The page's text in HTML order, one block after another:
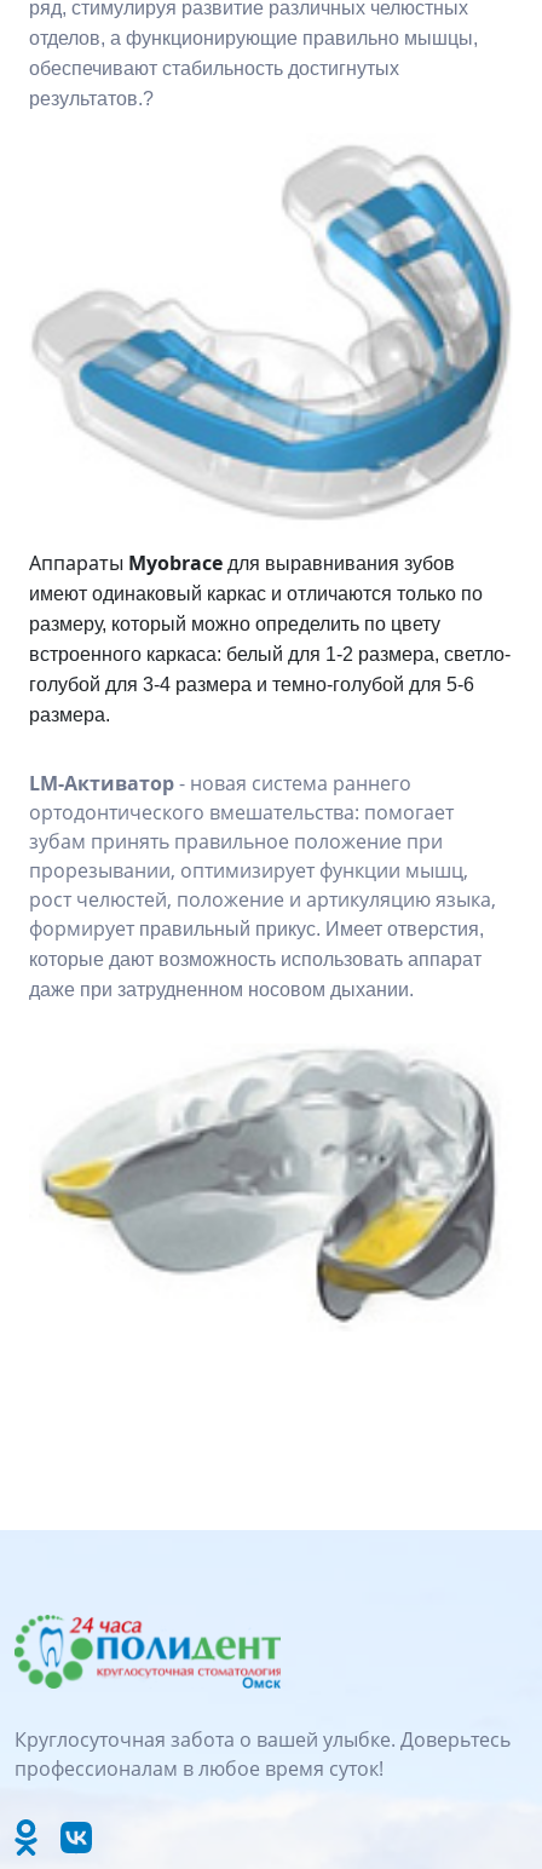
ряд, стимулируя развитие различных челюстных
отделов, а функционирующие правильно мышцы,
обеспечивают стабильность достигнутых
результатов.?
Аппараты Myobrace для выравнивания зубов
имеют одинаковый каркас и отличаются только по
размеру, который можно определить по цвету
встроенного каркаса: белый для 1-2 размера, светло-
голубой для 3-4 размера и темно-голубой для 5-6
размера.
LM-Активатор- новая система раннего
ортодонтического вмешательства: помогает
зубам принять правильное положение при
прорезывании, оптимизирует функции мышц,
рост челюстей, положение и артикуляцию языка,
формирует правильный прикус. Имеет отверстия,
которые дают возможность использовать аппарат
даже при затрудненном носовом дыхании.
Круглосуточная забота о вашей улыбке. Доверьтесь
профессионалам в любое время суток!